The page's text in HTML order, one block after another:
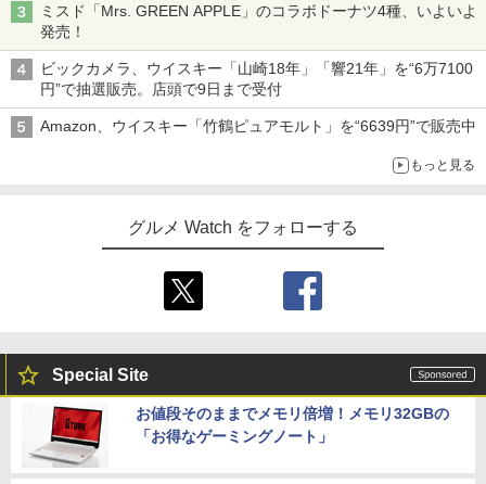
ミスド「Mrs. GREEN APPLE」のコラボドーナツ4種、いよいよ
発売！
ビックカメラ、ウイスキー「山崎18年」「響21年」を“6万7100
円”で抽選販売。店頭で9日まで受付
Amazon、ウイスキー「竹鶴ピュアモルト」を“6639円”で販売中
もっと見る
グルメ Watch をフォローする
Special Site
お値段そのままでメモリ倍増！メモリ32GBの
「お得なゲーミングノート」